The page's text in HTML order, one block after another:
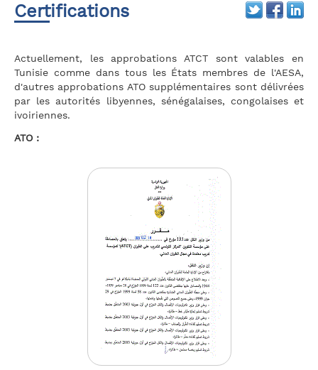
Certifications
Actuellement, les approbations ATCT sont valables en
Tunisie comme dans tous les États membres de l'AESA,
d'autres approbations ATO supplémentaires sont délivrées
par les autorités libyennes, sénégalaises, congolaises et
ivoiriennes.
ATO :